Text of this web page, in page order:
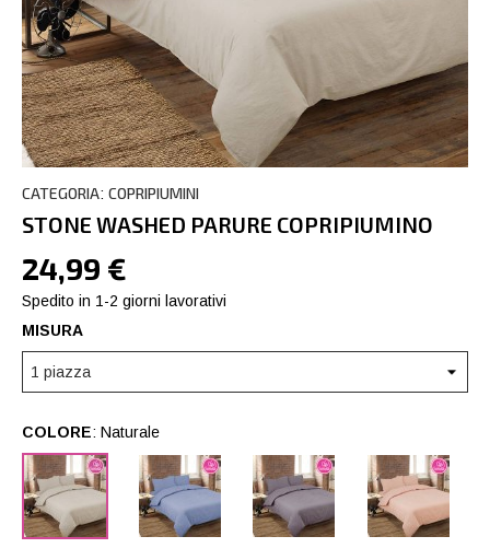
CATEGORIA: COPRIPIUMINI
STONE WASHED PARURE COPRIPIUMINO
24,99 €
Spedito in 1-2 giorni lavorativi
MISURA
COLORE: Naturale
Naturale
Blue
Grigio
Scuro
Rosa